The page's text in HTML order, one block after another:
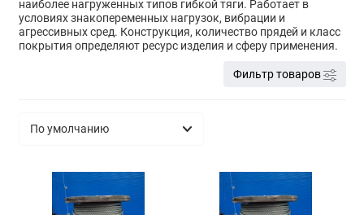
наиболее нагруженных типов гибкой тяги. Работает в
условиях знакопеременных нагрузок, вибрации и
агрессивных сред. Конструкция, количество прядей и класс
покрытия определяют ресурс изделия и сферу применения.
Фильтр товаров